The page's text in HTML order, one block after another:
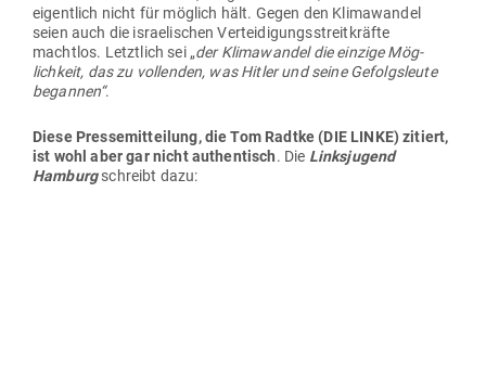
eigentlich nicht für möglich hält. Gegen den Kli­ma­wandel
seien auch die israe­li­schen Ver­tei­di­gungs­streit­kräfte
machtlos. Letztlich sei „der Kli­ma­wandel die einzige Mög­
lichkeit, das zu voll­enden, was Hitler und seine Gefolgs­leute
begannen“.
Diese Pres­se­mit­teilung, die Tom Radtke (DIE LINKE) zitiert,
ist wohl aber gar nicht authen­tisch. Die Links­jugend
Hamburgschreibt dazu: